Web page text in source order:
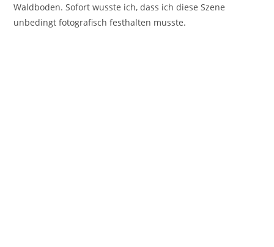
Waldboden. Sofort wusste ich, dass ich diese Szene
unbedingt fotografisch festhalten musste.